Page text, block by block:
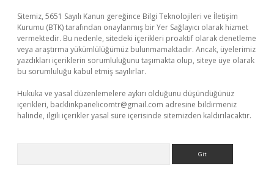
Sitemiz, 5651 Sayılı Kanun gereğince Bilgi Teknolojileri ve İletişim
Kurumu (BTK) tarafından onaylanmış bir Yer Sağlayıcı olarak hizmet
vermektedir. Bu nedenle, sitedeki içerikleri proaktif olarak denetleme
veya araştırma yükümlülüğümüz bulunmamaktadır. Ancak, üyelerimiz
yazdıkları içeriklerin sorumluluğunu taşımakta olup, siteye üye olarak
bu sorumluluğu kabul etmiş sayılırlar.
Hukuka ve yasal düzenlemelere aykırı olduğunu düşündüğünüz
içerikleri, backlinkpanelicomtr@gmail.com adresine bildirmeniz
halinde, ilgili içerikler yasal süre içerisinde sitemizden kaldırılacaktır.